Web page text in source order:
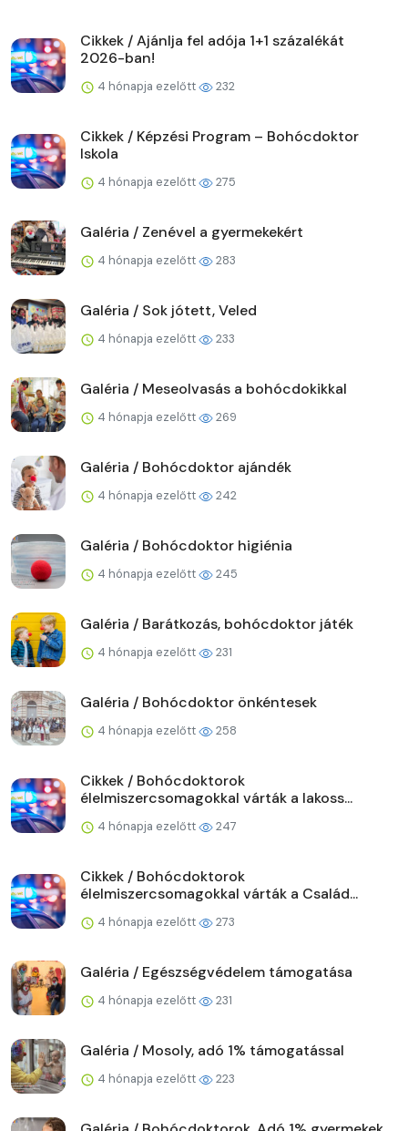
Cikkek / Ajánlja fel adója 1+1 százalékát
2026-ban!
4 hónapja ezelőtt 232
Cikkek / Képzési Program – Bohócdoktor
Iskola
4 hónapja ezelőtt 275
Galéria / Zenével a gyermekekért
4 hónapja ezelőtt 283
Galéria / Sok jótett, Veled
4 hónapja ezelőtt 233
Galéria / Meseolvasás a bohócdokikkal
4 hónapja ezelőtt 269
Galéria / Bohócdoktor ajándék
4 hónapja ezelőtt 242
Galéria / Bohócdoktor higiénia
4 hónapja ezelőtt 245
Galéria / Barátkozás, bohócdoktor játék
4 hónapja ezelőtt 231
Galéria / Bohócdoktor önkéntesek
4 hónapja ezelőtt 258
Cikkek / Bohócdoktorok
élelmiszercsomagokkal várták a lakoss...
4 hónapja ezelőtt 247
Cikkek / Bohócdoktorok
élelmiszercsomagokkal várták a Család...
4 hónapja ezelőtt 273
Galéria / Egészségvédelem támogatása
4 hónapja ezelőtt 231
Galéria / Mosoly, adó 1% támogatással
4 hónapja ezelőtt 223